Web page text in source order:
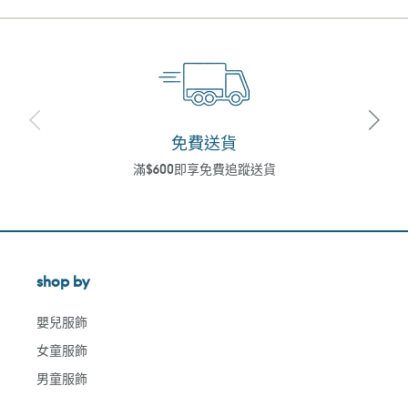
免費送貨
滿$600即享免費追蹤送貨
shop by
嬰兒服飾
女童服飾
男童服飾